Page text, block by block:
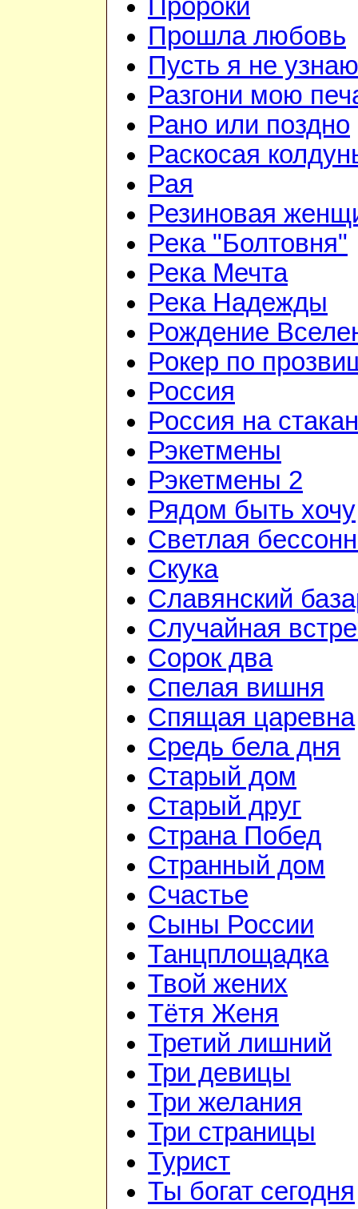
Пророки
Прошла любовь
Пусть я не узнаю
Разгони мою
Рано или поздно
Раскосая
Рая
Резиновая
Река "Болтовня"
Река Мечта
Река Надежды
Рождение
Рокер по
Россия
Россия на
Рэкетмены
Рэкетмены 2
Рядом быть хочу
Светлая
Скука
Славянский
Случайная
Сорок два
Спелая вишня
Спящая царевна
Средь бела дня
Старый дом
Старый друг
Страна Побед
Странный дом
Счастье
Сыны России
Танцплощадка
Твой жених
Тётя Женя
Третий лишний
Три девицы
Три желания
Три страницы
Турист
Ты богат сегодня